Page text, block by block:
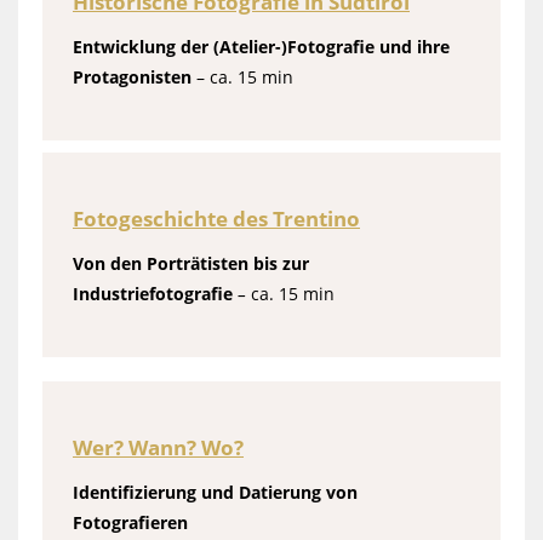
Entwicklung der (Atelier-)Fotografie und ihre
Protagonisten – ca. 15 min
Fotogeschichte des Trentino
Von den Porträtisten bis zur
Industriefotografie – ca. 15 min
Wer? Wann? Wo?
Identifizierung und Datierung von
Fotografieren